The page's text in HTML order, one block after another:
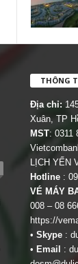
THÔNG
Địa chỉ:
Xuân, TP
MST: 0311
LỊCH YẾN
Hotline :
VÉ MÁY
008 – 08
https://
• Skype:
• Email :